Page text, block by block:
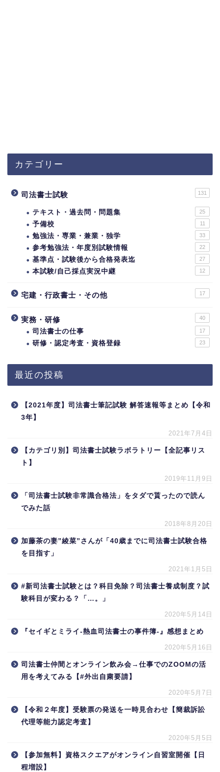
カテゴリー
司法書士試験 131
テキスト・過去問・問題集 25
予備校 11
勉強法・専業・兼業・独学 33
参考勉強法・年度別試験情報 22
基準点・試験後から合格発表迄 27
本試験/自己採点実況中継 12
宅建・行政書士・その他 17
実務・研修 40
司法書士の仕事 17
研修・認定考査・資格登録 23
最近の投稿
【2021年度】司法書士筆記試験 解答速報等まとめ【令和
3年】
2021年7月4日
【カテゴリ別】司法書士試験ラボラトリー【全記事リス
ト】
2019年11月9日
「司法書士試験非常識合格法」をタダで貰ったので読ん
でみた話
2018年8月20日
加藤茶の妻”綾菜”さんが「40歳までに司法書士試験合格
を目指す」
2021年1月5日
#新司法書士試験とは？科目免除？司法書士養成制度？試
験科目が変わる？「…。」
2020年5月14日
『セイギとミライ-熱血司法書士の事件簿-』感想まとめ
2020年5月16日
司法書士仲間とオンライン飲み会→仕事でのZOOMの活
用を考えてみる【#外出自粛要請】
2020年5月7日
【令和２年度】受験票の発送を一時見合わせ【簡裁訴訟
代理等能力認定考査】
2020年5月5日
【参加無料】資格スクエアがオンライン自習室開催【日
程増設】